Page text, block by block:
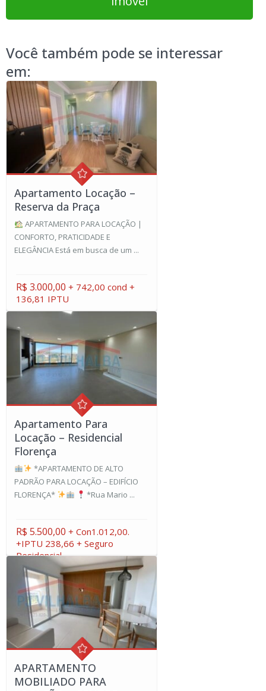
Você também pode se interessar
em:
Apartamento Locação –
Reserva da Praça
APARTAMENTO PARA LOCAÇÃO |
CONFORTO, PRATICIDADE E
ELEGÂNCIA Está em busca de um ...
R$ 3.000,00+ 742,00 cond +
136,81 IPTU
Apartamento Para
Locação – Residencial
Florença
*APARTAMENTO DE ALTO
PADRÃO PARA LOCAÇÃO – EDIFÍCIO
FLORENÇA*
*Rua Mario ...
R$ 5.500,00+ Con1.012,00.
+IPTU 238,66 + Seguro
Residencial
APARTAMENTO
MOBILIADO PARA